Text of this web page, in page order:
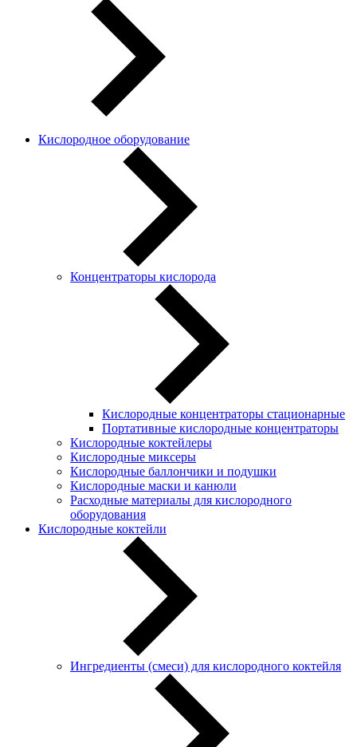
Кислородное оборудование
Концентраторы кислорода
Кислородные концентраторы стационарные
Портативные кислородные концентраторы
Кислородные коктейлеры
Кислородные миксеры
Кислородные баллончики и подушки
Кислородные маски и канюли
Расходные материалы для кислородного
оборудования
Кислородные коктейли
Ингредиенты (смеси) для кислородного коктейля